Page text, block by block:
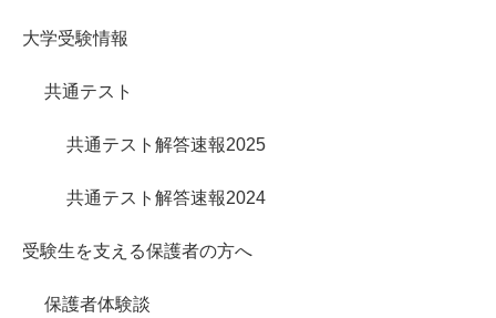
大学受験情報
共通テスト
共通テスト解答速報2025
共通テスト解答速報2024
受験生を支える保護者の方へ
保護者体験談